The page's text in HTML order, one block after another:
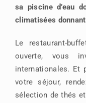
sa piscine d’eau
climatisées
Le restaurant-
ouverte, vous
internationales. Et
votre séjour,
sélection de thés